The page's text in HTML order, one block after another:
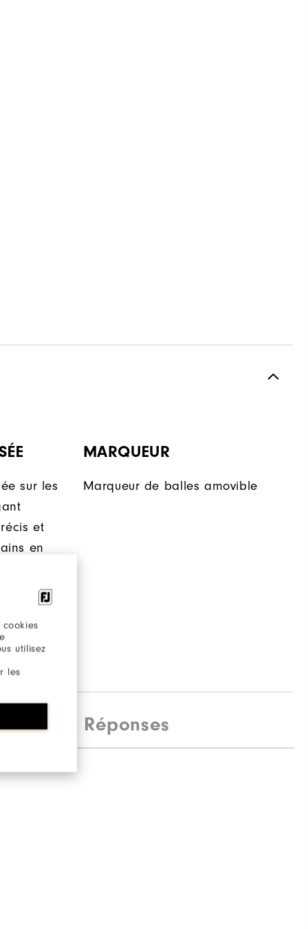
utilisez
les
sur les
et
en
MARQUEUR
Marqueur de balles amovible
& Réponses